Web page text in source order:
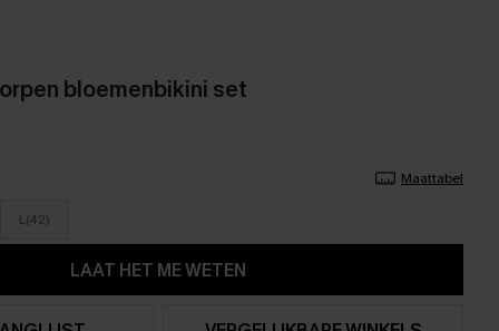
bloemenbikini set
Maattabel
L(42)
LAAT HET ME WETEN